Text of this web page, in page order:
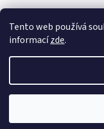
Tento web používá
informacízde.